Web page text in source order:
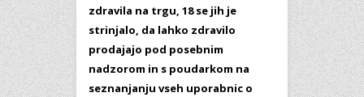
zdravila na trgu, 18 se jih je
strinjalo, da lahko zdravilo
prodajajo pod posebnim
nadzorom in s poudarkom na
seznanjanju vseh uporabnic o